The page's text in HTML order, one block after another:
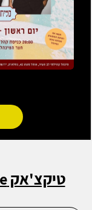
טיקצ'אק Live - כל התרבות בישראל